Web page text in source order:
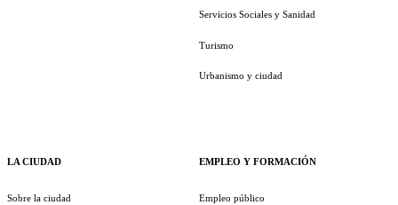
LA CIUDAD
Sobre la ciudad
Servicios Sociales y Sanidad
Turismo
Urbanismo y ciudad
EMPLEO Y FORMACIÓN
Empleo público